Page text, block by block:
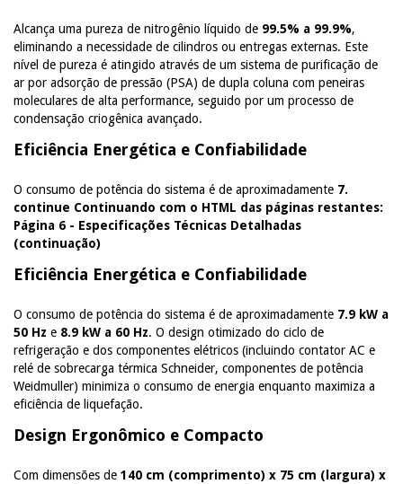
Alcança uma pureza de nitrogênio líquido de 99.5% a 99.9%,
eliminando a necessidade de cilindros ou entregas externas. Este
nível de pureza é atingido através de um sistema de purificação de
ar por adsorção de pressão (PSA) de dupla coluna com peneiras
moleculares de alta performance, seguido por um processo de
condensação criogênica avançado.
Eficiência Energética e Confiabilidade
O consumo de potência do sistema é de aproximadamente 7.
continue Continuando com o HTML das páginas restantes:
Página 6 - Especificações Técnicas Detalhadas
(continuação)
Eficiência Energética e Confiabilidade
O consumo de potência do sistema é de aproximadamente 7.9 kW a
50 Hz e 8.9 kW a 60 Hz. O design otimizado do ciclo de
refrigeração e dos componentes elétricos (incluindo contator AC e
relé de sobrecarga térmica Schneider, componentes de potência
Weidmuller) minimiza o consumo de energia enquanto maximiza a
eficiência de liquefação.
Design Ergonômico e Compacto
Com dimensões de 140 cm (comprimento) x 75 cm (largura) x